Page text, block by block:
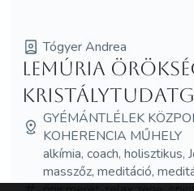
Tógyer Andrea
Lemúria
GYÉMÁNTLÉLEK
KOHERENCIA MŰHELY
alkímia, coach, holisztikus,
masszőz, meditáció,